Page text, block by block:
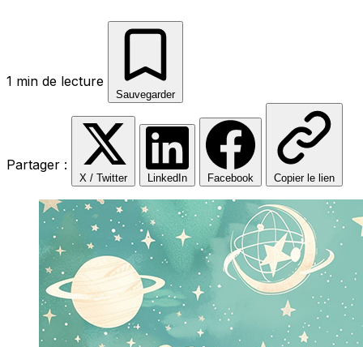
1 min de lecture
Sauvegarder
Partager :
X / Twitter LinkedIn Facebook Copier le lien